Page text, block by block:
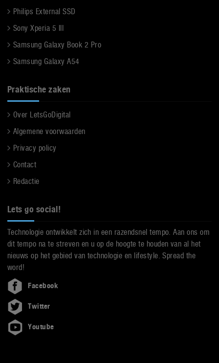
Philips External SSD
Sony Xperia 5 III
Samsung Galaxy Book 2 Pro
Samsung Galaxy A54
Praktische zaken
Over LetsGoDigital
Algemene voorwaarden
Privacy policy
Contact
Redactie
Lets go social!
Technologie ontwikkelt zich in een razendsnel tempo. Aan ons om
dit tempo na te streven en u op de hoogte te houden van al het
nieuws op het gebied van technologie en lifestyle. Spread the
word!
Facebook
Twitter
Youtube